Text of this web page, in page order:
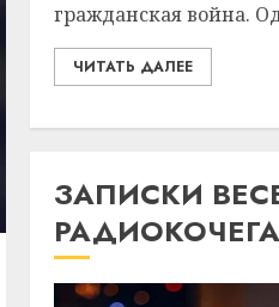
гражданская война.
ЧИТАТЬ ДАЛЕЕ
ЗАПИСКИ